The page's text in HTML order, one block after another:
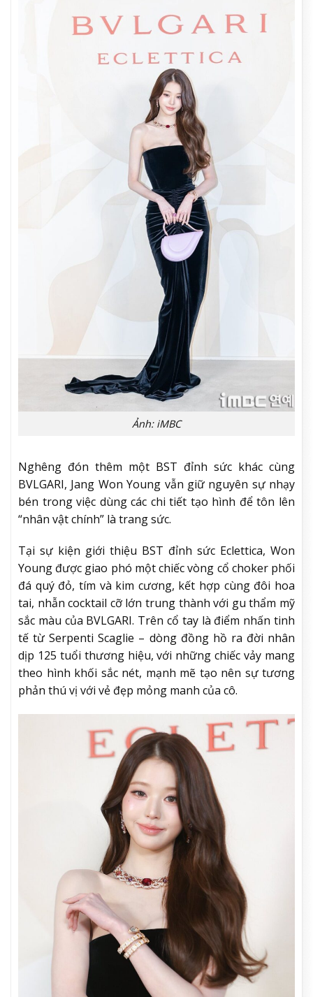
Ảnh: iMBC
Nghêng đón thêm một BST đỉnh sức khác cùng
BVLGARI, Jang Won Young vẫn giữ nguyên sự nhạy
bén trong việc dùng các chi tiết tạo hình để tôn lên
“nhân vật chính” là trang sức.
Tại sự kiện giới thiệu BST đỉnh sức Eclettica, Won
Young được giao phó một chiếc vòng cổ choker phối
đá quý đỏ, tím và kim cương, kết hợp cùng đôi hoa
tai, nhẫn cocktail cỡ lớn trung thành với gu thẩm mỹ
sắc màu của BVLGARI. Trên cổ tay là điểm nhấn tinh
tế từ Serpenti Scaglie – dòng đồng hồ ra đời nhân
dịp 125 tuổi thương hiệu, với những chiếc vảy mang
theo hình khối sắc nét, mạnh mẽ tạo nên sự tương
phản thú vị với vẻ đẹp mỏng manh của cô.